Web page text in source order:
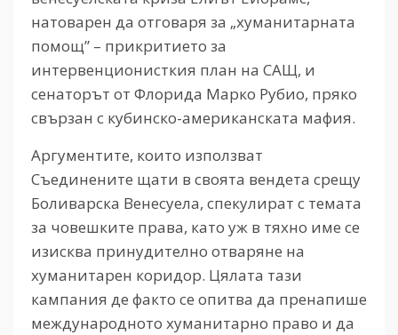
натоварен да отговаря за „хуманитарната
помощ” – прикритието за
интервенционисткия план на САЩ, и
сенаторът от Флорида Марко Рубио, пряко
свързан с кубинско-американската мафия.
Аргументите, които използват
Съединените щати в своята вендета срещу
Боливарска Венесуела, спекулират с темата
за човешките права, като уж в тяхно име се
изисква принудително отваряне на
хуманитарен коридор. Цялата тази
кампания де факто се опитва да пренапише
международното хуманитарно право и да